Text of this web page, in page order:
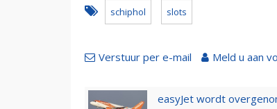
schiphol slots
Verstuur per e-mail Meld u aan
easyJet wordt